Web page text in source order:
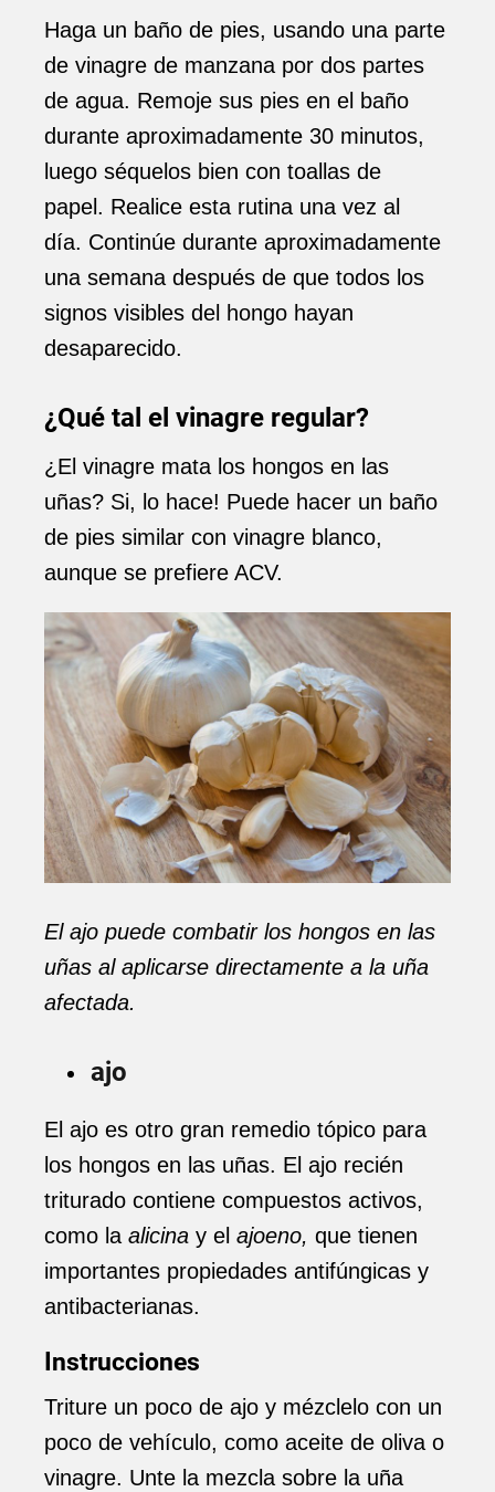
Haga un baño de pies, usando una parte
de vinagre de manzana por dos partes
de agua. Remoje sus pies en el baño
durante aproximadamente 30 minutos,
luego séquelos bien con toallas de
papel. Realice esta rutina una vez al
día. Continúe durante aproximadamente
una semana después de que todos los
signos visibles del hongo hayan
desaparecido.
¿Qué tal el vinagre regular?
¿El vinagre mata los hongos en las
uñas? Si, lo hace! Puede hacer un baño
de pies similar con vinagre blanco,
aunque se prefiere ACV.
El ajo puede combatir los hongos en las
uñas al aplicarse directamente a la uña
afectada.
ajo
El ajo es otro gran remedio tópico para
los hongos en las uñas. El ajo recién
triturado contiene compuestos activos,
como la alicina y el ajoeno, que tienen
importantes propiedades antifúngicas y
antibacterianas.
Instrucciones
Triture un poco de ajo y mézclelo con un
poco de vehículo, como aceite de oliva o
vinagre. Unte la mezcla sobre la uña